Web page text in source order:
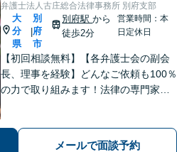
弁護士法人古庄総合法律事務所 別府支部
大
分
県
|
別
府
市
別府駅から
徒歩2分
営業時間：本
日定休日
【初回相談無料】【各弁護士会の副会
長、理事を経験】どんなご依頼も100％
の力で取り組みます！法律の専門家と
拠点ある地域密着型の事務所】
メールで面談予約